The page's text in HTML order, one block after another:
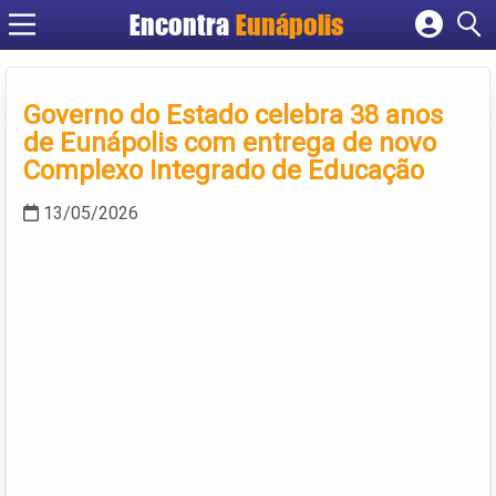
EncontraEunápolis
Cadastrar empresa
Criar conta
Governo do Estado celebra 38 anos
de Eunápolis com entrega de novo
Complexo Integrado de Educação
13/05/2026